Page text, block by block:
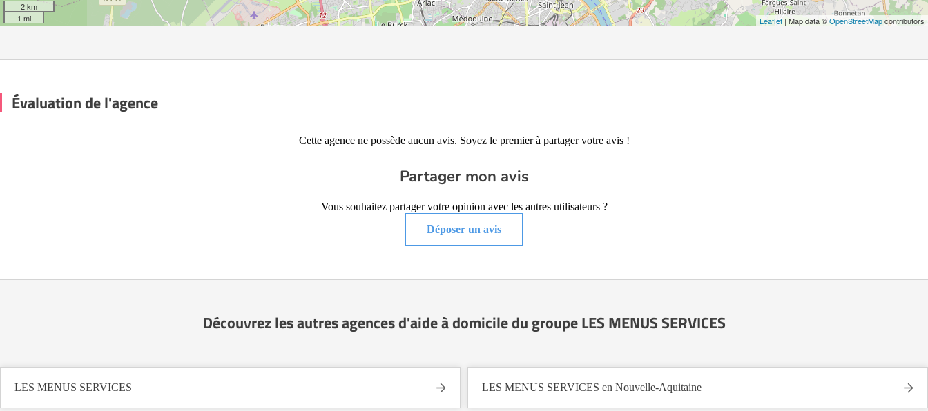
2 km
1 mi
Leaflet | Map data ©OpenStreetMapcontributors
Évaluation de l'agence
Cette agence ne possède aucun avis. Soyez le premier à partager votre avis !
Partager mon avis
Vous souhaitez partager votre opinion avec les autres utilisateurs ?
Déposer un avis
Découvrez les autres agences d'aide à domicile du groupe LES MENUS SERVICES
LES MENUS SERVICES LES MENUS SERVICES en Nouvelle-Aquitaine